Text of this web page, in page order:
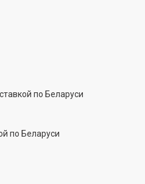
по Беларуси
по Беларуси